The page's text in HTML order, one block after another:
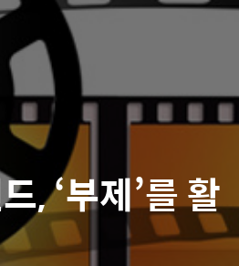
, ‘부제’를 활